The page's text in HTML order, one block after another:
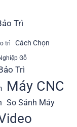
Trì
trì
Cách Chọn
Gỗ
Trì
Máy CNC
So Sánh Máy